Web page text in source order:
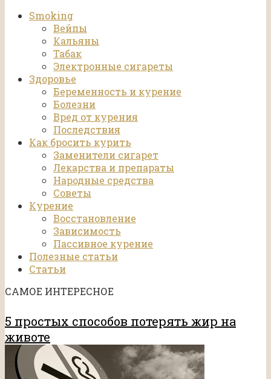
Smoking
Вейпы
Кальяны
Табак
Электронные сигареты
Здоровье
Беременность и курение
Болезни
Вред от курения
Последствия
Как бросить курить
Заменители сигарет
Лекарства и препараты
Народные средства
Советы
Курение
Восстановление
Зависимость
Пассивное курение
Полезные статьи
Статьи
САМОЕ ИНТЕРЕСНОЕ
5 простых способов потерять жир на
животе